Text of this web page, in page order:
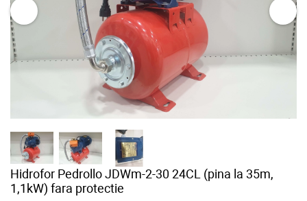
Hidrofor Pedrollo JDWm-2-30 24CL (pina la 35m,
1,1kW) fara protectie